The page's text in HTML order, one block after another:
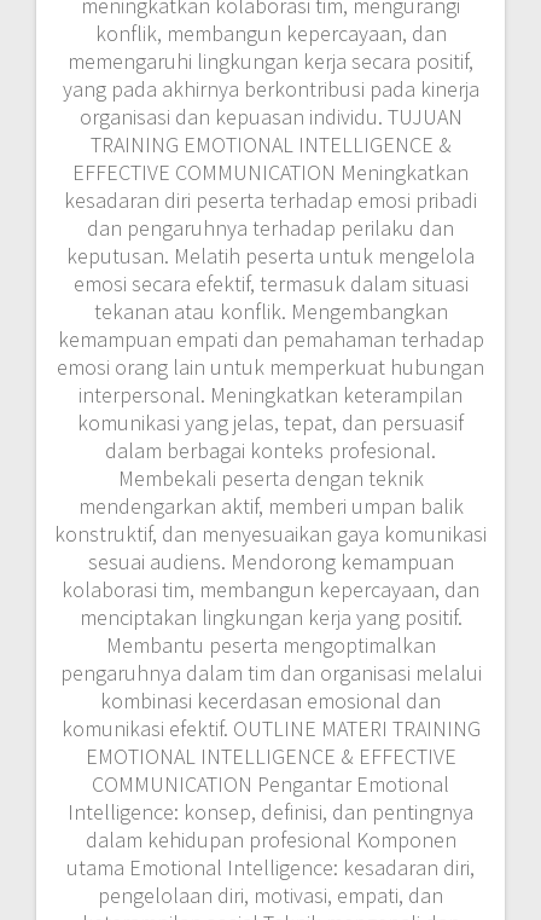
meningkatkan kolaborasi tim, mengurangi
konflik, membangun kepercayaan, dan
memengaruhi lingkungan kerja secara positif,
yang pada akhirnya berkontribusi pada kinerja
organisasi dan kepuasan individu. TUJUAN
TRAINING EMOTIONAL INTELLIGENCE &
EFFECTIVE COMMUNICATION Meningkatkan
kesadaran diri peserta terhadap emosi pribadi
dan pengaruhnya terhadap perilaku dan
keputusan. Melatih peserta untuk mengelola
emosi secara efektif, termasuk dalam situasi
tekanan atau konflik. Mengembangkan
kemampuan empati dan pemahaman terhadap
emosi orang lain untuk memperkuat hubungan
interpersonal. Meningkatkan keterampilan
komunikasi yang jelas, tepat, dan persuasif
dalam berbagai konteks profesional.
Membekali peserta dengan teknik
mendengarkan aktif, memberi umpan balik
konstruktif, dan menyesuaikan gaya komunikasi
sesuai audiens. Mendorong kemampuan
kolaborasi tim, membangun kepercayaan, dan
menciptakan lingkungan kerja yang positif.
Membantu peserta mengoptimalkan
pengaruhnya dalam tim dan organisasi melalui
kombinasi kecerdasan emosional dan
komunikasi efektif. OUTLINE MATERI TRAINING
EMOTIONAL INTELLIGENCE & EFFECTIVE
COMMUNICATION Pengantar Emotional
Intelligence: konsep, definisi, dan pentingnya
dalam kehidupan profesional Komponen
utama Emotional Intelligence: kesadaran diri,
pengelolaan diri, motivasi, empati, dan